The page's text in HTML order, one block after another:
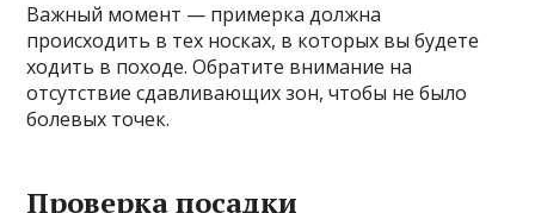
Важный момент — примерка должна
происходить в тех носках, в которых вы будете
ходить в походе. Обратите внимание на
отсутствие сдавливающих зон, чтобы не было
болевых точек.
Проверка посадки